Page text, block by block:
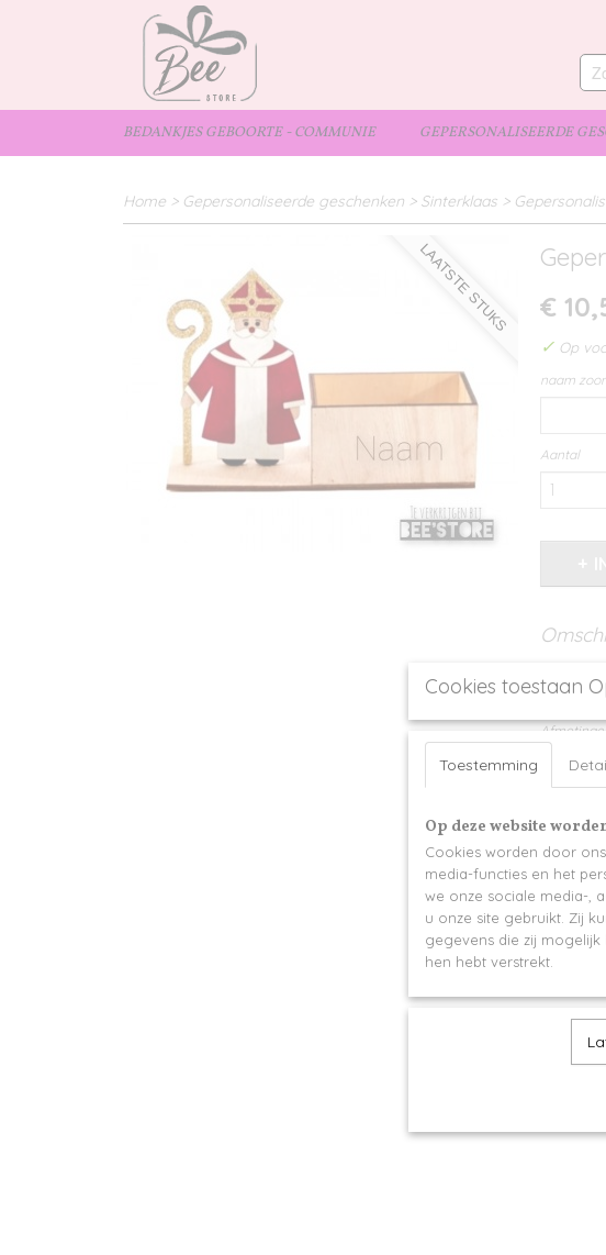
BEDANKJES GEBOORTE - COMMUNIE GEPERSONALISEERDE
Home > Gepersonaliseerde geschenken > Sinterklaas >
LAATSTE STUKS €
✓ Op
naam
Aantal
Hoe leuk
Extra
Levertijd
Cookies toestaan
Toestemming
Op deze website
Cookies worden door
media-functies en het
we onze sociale media-,
u onze site gebruikt. Zij
gegevens die zij
hen hebt verstrekt.